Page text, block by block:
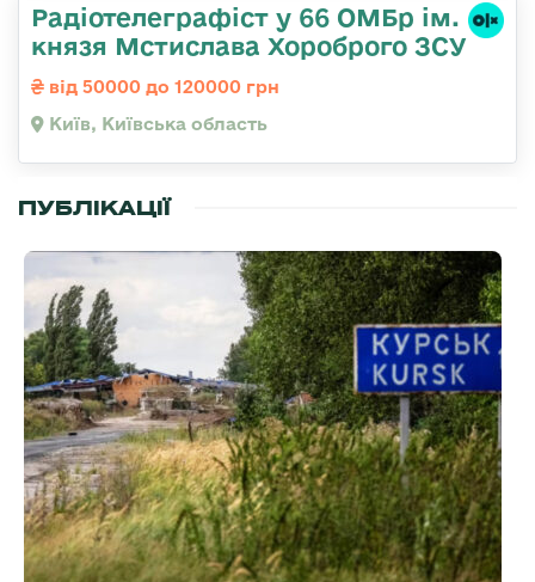
Радіотелеграфіст у 66 ОМБр ім.
князя Мстислава Хороброго ЗСУ
від 50000 до 120000 грн
Київ, Київська область
ПУБЛІКАЦІЇ